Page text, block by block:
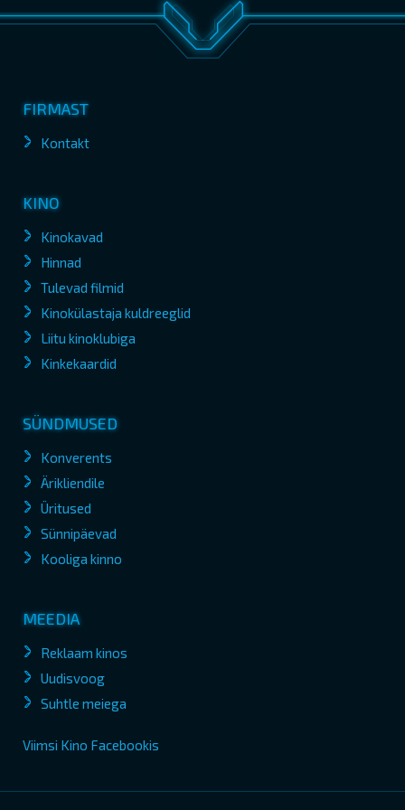
FIRMAST
Kontakt
KINO
Kinokavad
Hinnad
Tulevad filmid
Kinokülastaja kuldreeglid
Liitu kinoklubiga
Kinkekaardid
SÜNDMUSED
Konverents
Ärikliendile
Üritused
Sünnipäevad
Kooliga kinno
MEEDIA
Reklaam kinos
Uudisvoog
Suhtle meiega
Viimsi Kino Facebookis